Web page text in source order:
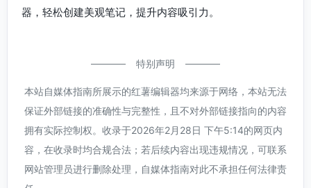
器，轻松创建美观笔记，提升内容吸引力。
特别声明
本站自媒体指南所展示的红薯编辑器均来源于网络，本站无法
保证外部链接的准确性与完整性，且不对外部链接指向的内容
拥有实际控制权。收录于2026年2月28日 下午5:14的网页内
容，在收录时均合规合法；若后续内容出现违规情况，可联系
网站管理员进行删除处理，自媒体指南对此不承担任何法律责